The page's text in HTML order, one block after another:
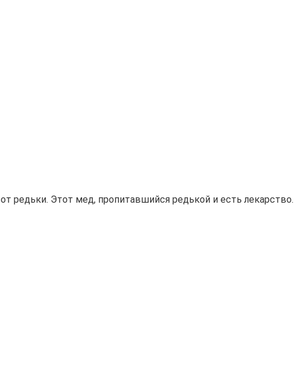
Этот мед, пропитавшийся редькой и есть лекарство.